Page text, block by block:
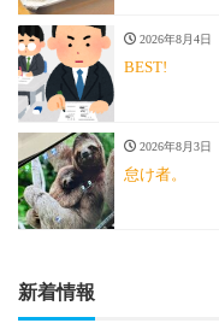
2026年8月4日
BEST!
2026年8月3日
怠け者。
新着情報